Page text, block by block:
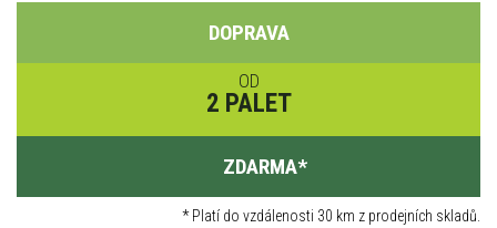
DOPRAVA
OD
2 PALET
ZDARMA*
*Platí do vzdálenosti 30 km z prodejních skladů.